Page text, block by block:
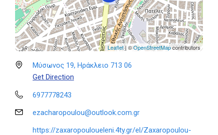
Leaflet| ©OpenStreetMapcontributors
Μύσωνος 19, Ηράκλειο 713 06
Get Direction
6977778243
ezacharopoulou@outlook.com.gr
https://zaxaropouloueleni.4ty.gr/el/Zaxaropoulou-